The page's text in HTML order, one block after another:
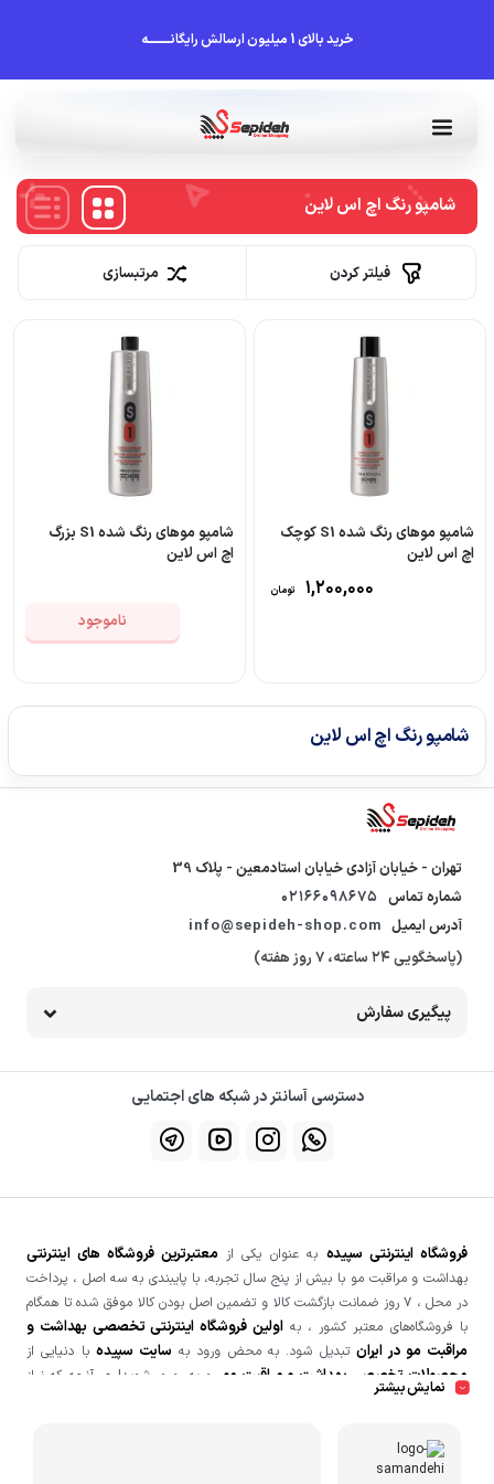
خرید بالای 1 میلیون ارسالش رایگانــــــــــه
شامپو رنگ اچ اس لاین
مرتبسازی فیلتر کردن
شامپو موهای رنگ شده S1 کوچک
اچ اس لاین
۱,۲۰۰,۰۰۰ تومان
شامپو موهای رنگ شده S1 بزرگ
اچ اس لاین
ناموجود
شامپو رنگ اچ اس لاین
تهران - خیابان آزادی خیابان استادمعین - پلاک 39
شماره تماس 02166098675
آدرس ایمیل info@sepideh-shop.com
(پاسخگویی ۲۴ ساعته، ٧ روز هفته)
پیگیری سفارش
دسترسی آسانتر در شبکه های اجتمایی
فروشگاه اینترنتی سپیده به عنوان یکی ازمعتبرترین فروشگاه های اینترنتی
بهداشت و مراقبت مو با بیش از پنج سال تجربه، با پایبندی به سه اصل ، پرداخت
در محل ، ۷ روز ضمانت بازگشت کالا و تضمین اصل‌ بودن کالا موفق شده تا همگام
با فروشگاه‌های معتبر کشور ، بهاولین فروشگاه اینترنتی تخصصی بهداشت و
مراقبت مو در ایرانتبدیل شود. به محض ورود بهسایت سپیدهبا دنیایی از
محصولات تخصصی بهداشت و مراقبت مو رو به رو می‌شوید! هر آنچه که نیاز
دارید و به ذهن شما خطور می‌کند در
انتخاب را به سایرین بسپارید. این
انواع و اقسام محصولاتی نظیر
نمایش بیشتر